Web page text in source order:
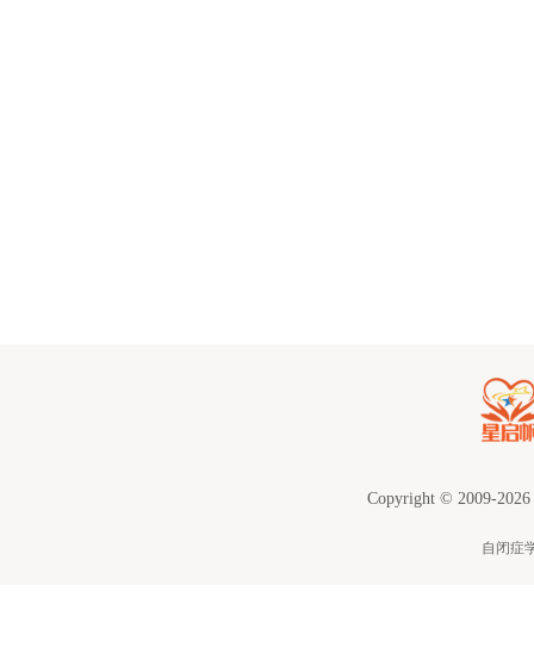
Copyright © 2009-
自闭症